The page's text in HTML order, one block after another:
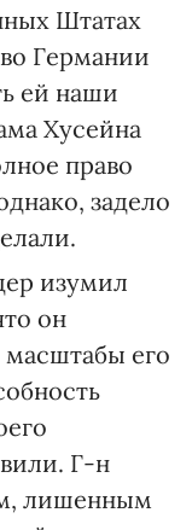
Штатах
Германии
ей наши
Хусейна
право
задело
изумил
он
его
Г-н
лишенным